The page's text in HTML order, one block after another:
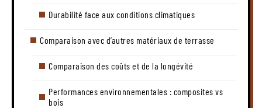
Durabilité face aux conditions climatiques
Comparaison avec d’autres matériaux de terrasse
Comparaison des coûts et de la longévité
Performances environnementales : composites vs
bois